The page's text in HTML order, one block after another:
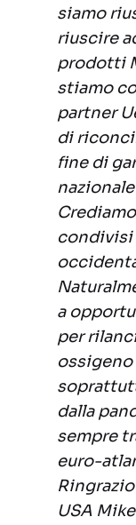
siamo
riuscire
prodotti
stiamo
partner
di
fine di
condivisi
a
per
ossigeno
dalla
sempre
euro-
USA